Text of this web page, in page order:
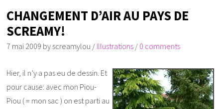
CHANGEMENT D’AIR AU PAYS DE
SCREAMY!
7 mai 2009 by screamylou / Illustrations / 0 comments
Hier, il n’y a pas eu de dessin. Et
pour cause: avec mon Piou-
Piou ( = mon sac ) on est parti au